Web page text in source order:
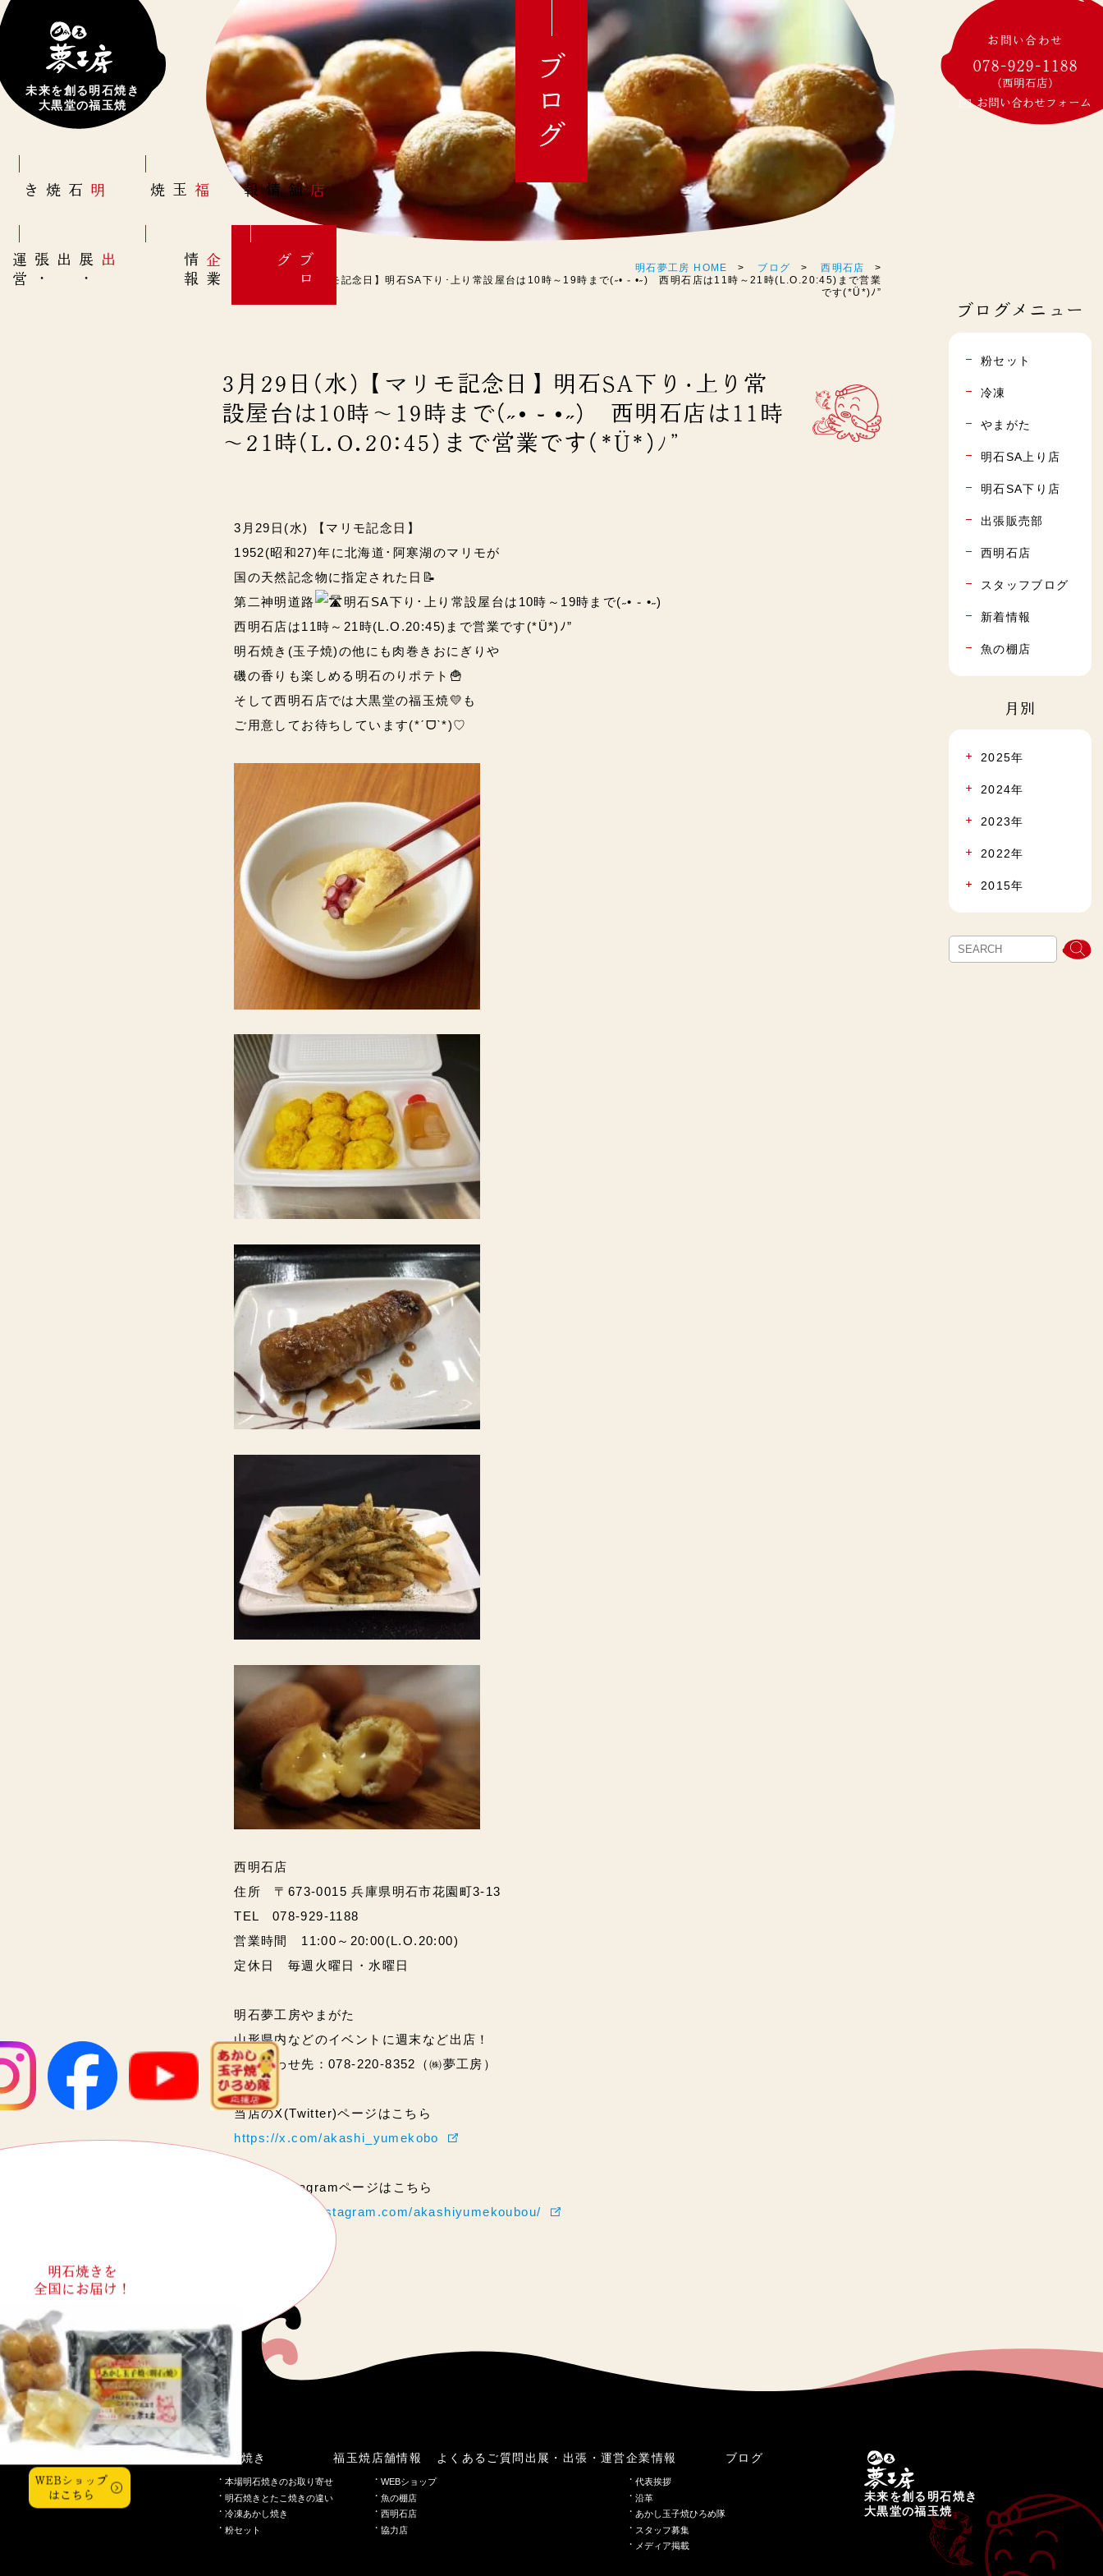
未来を創る明石焼き
大黒堂の福玉焼
明石焼き 福玉焼 店舗情報
出展
・
出張
・
運
営
企
業
情
報
ブ
ロ
グ
明石焼きを
全国にお届け！
WEBショップ
はこちら
ブログ
明石夢工房 HOME ブログ
西明石店
3月29日(水)【マリモ記念日】明石SA下り･上り常設屋台は10時～19時まで(˶• ֊ •˶) 西明石店は11時～21時(L.O.20:45)まで営業
です(*Ü*)ﾉ”
3月29日(水)【マリモ記念日】明石SA下り･上り常
設屋台は10時～19時まで(˶• ֊ •˶) 西明石店は11時
～21時(L.O.20:45)まで営業です(*Ü*)ﾉ”
3月29日(水) 【マリモ記念日】
1952(昭和27)年に北海道･阿寒湖のマリモが
国の天然記念物に指定された日📝
第二神明道路
明石SA下り･上り常設屋台は10時～19時まで(˶• ֊ •˶)
西明石店は11時～21時(L.O.20:45)まで営業です(*Ü*)ﾉ”
明石焼き(玉子焼)の他にも肉巻きおにぎりや
磯の香りも楽しめる明石のりポテト🍟
そして西明石店では大黒堂の福玉焼💛も
ご用意してお待ちしています(*ˊᗜˋ*)♡
西明石店
住所 〒673-0015 兵庫県明石市花園町3-13
TEL 078-929-1188
営業時間 11:00～20:00(L.O.20:00)
定休日 毎週火曜日・水曜日
明石夢工房やまがた
山形県内などのイベントに週末など出店！
問い合わせ先：078-220-8352（㈱夢工房）
当店のX(Twitter)ページはこちら
https://x.com/akashi_yumekobo
当店のInstagramページはこちら
https://www.instagram.com/akashiyumekoubou/
お問い合わせ
078-929-1188
(西明石店)
お問い合わせフォーム
ブログメニュー
粉セット
冷凍
やまがた
明石SA上り店
明石SA下り店
出張販売部
西明石店
スタッフブログ
新着情報
魚の棚店
月別
2025年
2024年
2023年
2022年
2015年
未来を創る明石焼き
大黒堂の福玉焼
こだわり明石焼き
本場明石焼きのお取り寄せ
明石焼きとたこ焼きの違い
冷凍あかし焼き
粉セット
福玉焼 店舗情報
WEBショップ
魚の棚店
西明石店
協力店
よくあるご質問 出展・出張・運営企業情報
代表挨拶
沿革
あかし玉子焼ひろめ隊
スタッフ募集
メディア掲載
ブログ